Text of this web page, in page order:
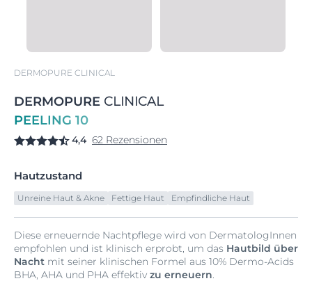
DERMOPURE CLINICAL
DERMOPURE CLINICAL
PEELING 10
4,4 62 Rezensionen
Hautzustand
Unreine Haut & Akne Fettige Haut Empfindliche Haut
Diese erneuernde Nachtpflege wird von DermatologInnen
empfohlen und ist klinisch erprobt, um das Hautbild über
Nacht mit seiner klinischen Formel aus 10% Dermo-Acids
BHA, AHA und PHA effektiv zu erneuern.